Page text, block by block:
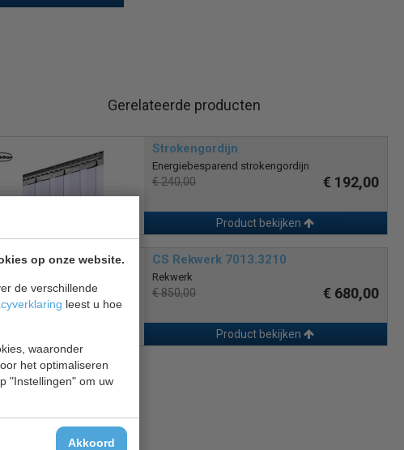
op onze website.
de verschillende
leest u hoe
waaronder
het optimaliseren
"Instellingen" om uw
Akkoord
Gerelateerde producten
Strokengordijn
Energiebesparend strokengordijn
€ 240,00 € 192,00
Product bekijken
CS Rekwerk 7013.3210
Rekwerk
€ 850,00 € 680,00
Product bekijken